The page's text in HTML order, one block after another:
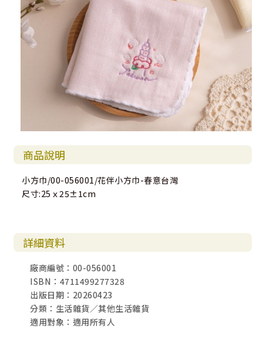
商品說明
小方巾/00-056001/花伴小方巾-春意台灣
尺寸:25ｘ25±1cm
詳細資料
廠商編號：00-056001
ISBN：4711499277328
出版日期：20260423
分類：生活雜貨／其他生活雜貨
適用對象：適用所有人